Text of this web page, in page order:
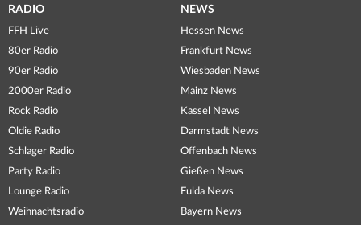
RADIO
FFH Live
80er Radio
90er Radio
2000er Radio
Rock Radio
Oldie Radio
Schlager Radio
Party Radio
Lounge Radio
Weihnachtsradio
NEWS
Hessen News
Frankfurt News
Wiesbaden News
Mainz News
Kassel News
Darmstadt News
Offenbach News
Gießen News
Fulda News
Bayern News